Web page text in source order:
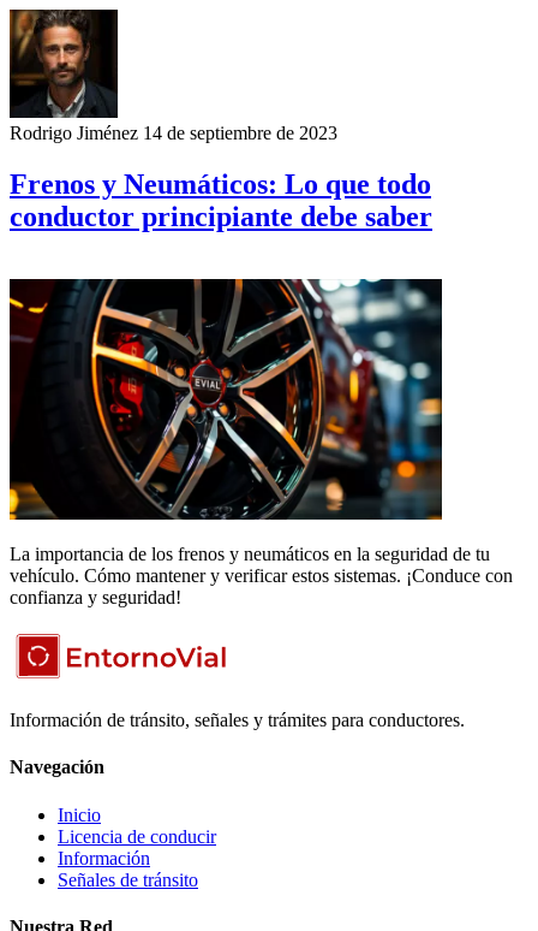
Rodrigo Jiménez 14 de septiembre de 2023
Frenos y Neumáticos: Lo que todo
conductor principiante debe saber
La importancia de los frenos y neumáticos en la seguridad de tu
vehículo. Cómo mantener y verificar estos sistemas. ¡Conduce con
confianza y seguridad!
Información de tránsito, señales y trámites para conductores.
Navegación
Inicio
Licencia de conducir
Información
Señales de tránsito
Nuestra Red